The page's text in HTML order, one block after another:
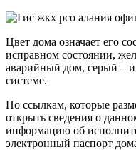
Цвет дома означает его
исправном состоянии,
аварийный дом, серый –
системе.
По ссылкам, которые
открыть сведения о
информацию об
электронный паспорт